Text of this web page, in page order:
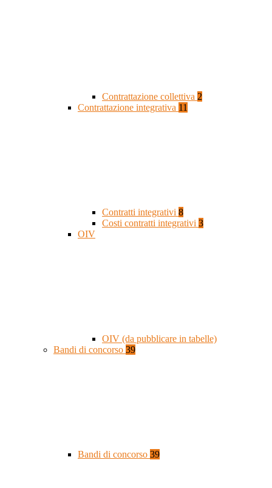
Contrattazione collettiva 2
Contrattazione integrativa 11
Contratti integrativi 8
Costi contratti integrativi 3
OIV
OIV (da pubblicare in tabelle)
Bandi di concorso 39
Bandi di concorso 39